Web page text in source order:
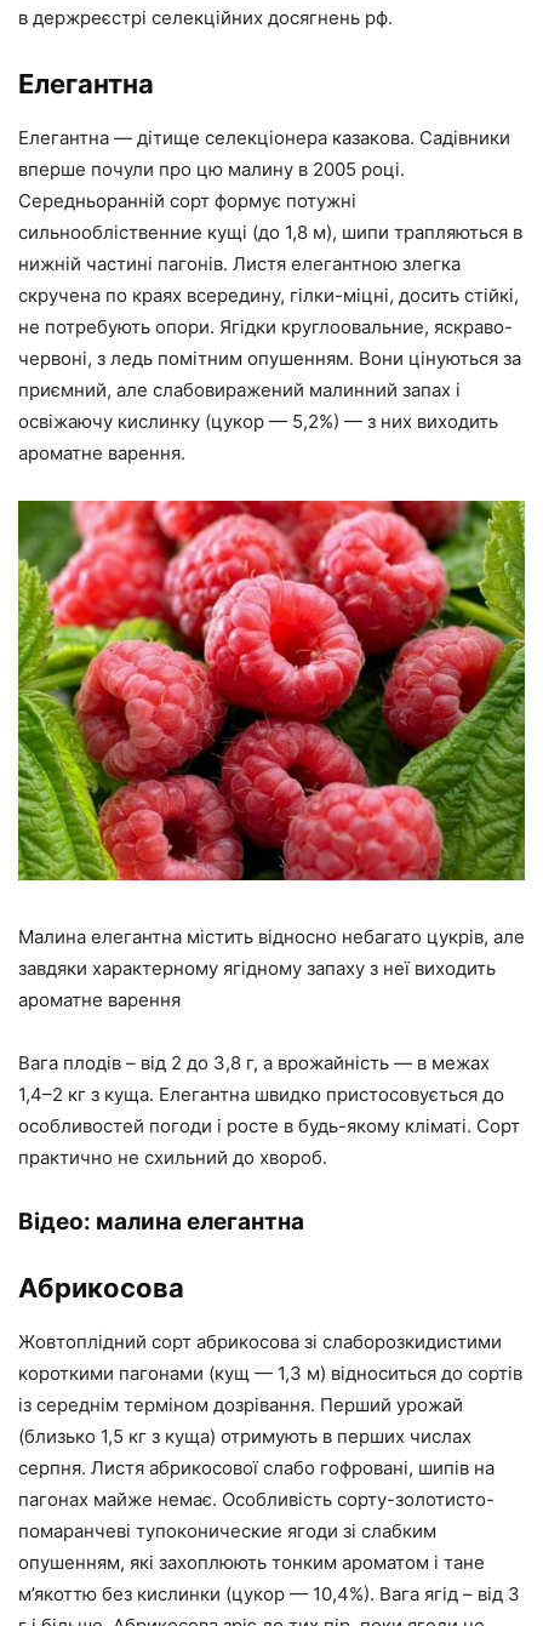
в держреєстрі селекційних досягнень рф.
Елегантна
Елегантна — дітище селекціонера казакова. Садівники
вперше почули про цю малину в 2005 році.
Середньоранній сорт формує потужні
сильнообліственние кущі (до 1,8 м), шипи трапляються в
нижній частині пагонів. Листя елегантною злегка
скручена по краях всередину, гілки-міцні, досить стійкі,
не потребують опори. Ягідки круглоовальние, яскраво-
червоні, з ледь помітним опушенням. Вони цінуються за
приємний, але слабовиражений малинний запах і
освіжаючу кислинку (цукор — 5,2%) — з них виходить
ароматне варення.
Малина елегантна містить відносно небагато цукрів, але
завдяки характерному ягідному запаху з неї виходить
ароматне варення
Вага плодів – від 2 до 3,8 г, а врожайність — в межах
1,4–2 кг з куща. Елегантна швидко пристосовується до
особливостей погоди і росте в будь-якому кліматі. Сорт
практично не схильний до хвороб.
Відео: малина елегантна
Абрикосова
Жовтоплідний сорт абрикосова зі слаборозкидистими
короткими пагонами (кущ — 1,3 м) відноситься до сортів
із середнім терміном дозрівання. Перший урожай
(близько 1,5 кг з куща) отримують в перших числах
серпня. Листя абрикосової слабо гофровані, шипів на
пагонах майже немає. Особливість сорту-золотисто-
помаранчеві тупоконические ягоди зі слабким
опушенням, які захоплюють тонким ароматом і тане
м’якоттю без кислинки (цукор — 10,4%). Вага ягід – від 3